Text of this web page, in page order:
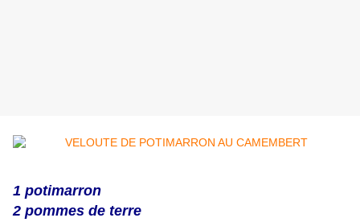
1 potimarron
2 pommes de terre